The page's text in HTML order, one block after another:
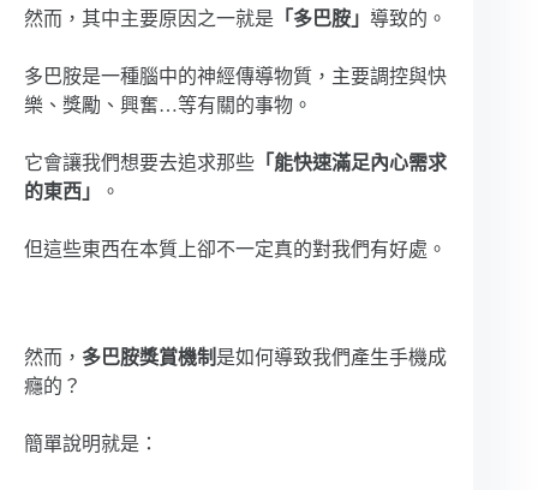
然而，其中主要原因之一就是 「多巴胺」 導致的。
多巴胺是一種腦中的神經傳導物質，主要調控與快
樂、獎勵、興奮…等有關的事物。
它會讓我們想要去追求那些 「能快速滿足內心需求
的東西」
。
但這些東西在本質上卻不一定真的對我們有好處。
然而， 多巴胺獎賞機制 是如何導致我們產生手機成
癮的？
簡單說明就是：